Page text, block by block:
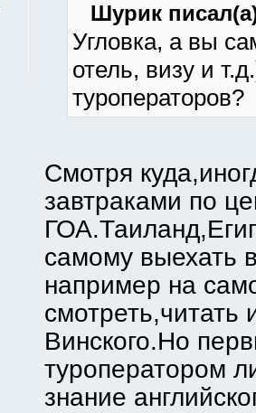
Шурик
Угловка, а вы
отель, визу и
туроператоров?
Смотря
завтраками по
самому выехать
например на
Винского.Но
туроператором
знание